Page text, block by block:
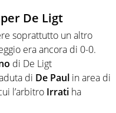
De Ligt
soprattutto un altro
era ancora di 0-0.
di De Ligt
di De Paul in area di
l’arbitro Irrati ha